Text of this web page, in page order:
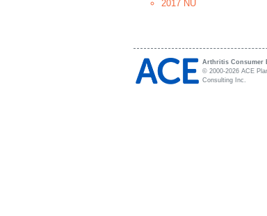
2017 NU
Arthritis Consumer
© 2000-2026 ACE
Consulting Inc.